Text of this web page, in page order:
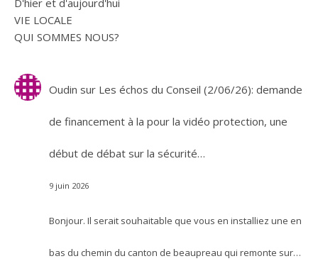
D'hier et d'aujourd'hui
VIE LOCALE
QUI SOMMES NOUS?
Oudin sur Les échos du Conseil (2/06/26): demande
de financement à la pour la vidéo protection, une
début de débat sur la sécurité…
9 juin 2026
Bonjour. Il serait souhaitable que vous en installiez une en
bas du chemin du canton de beaupreau qui remonte sur…